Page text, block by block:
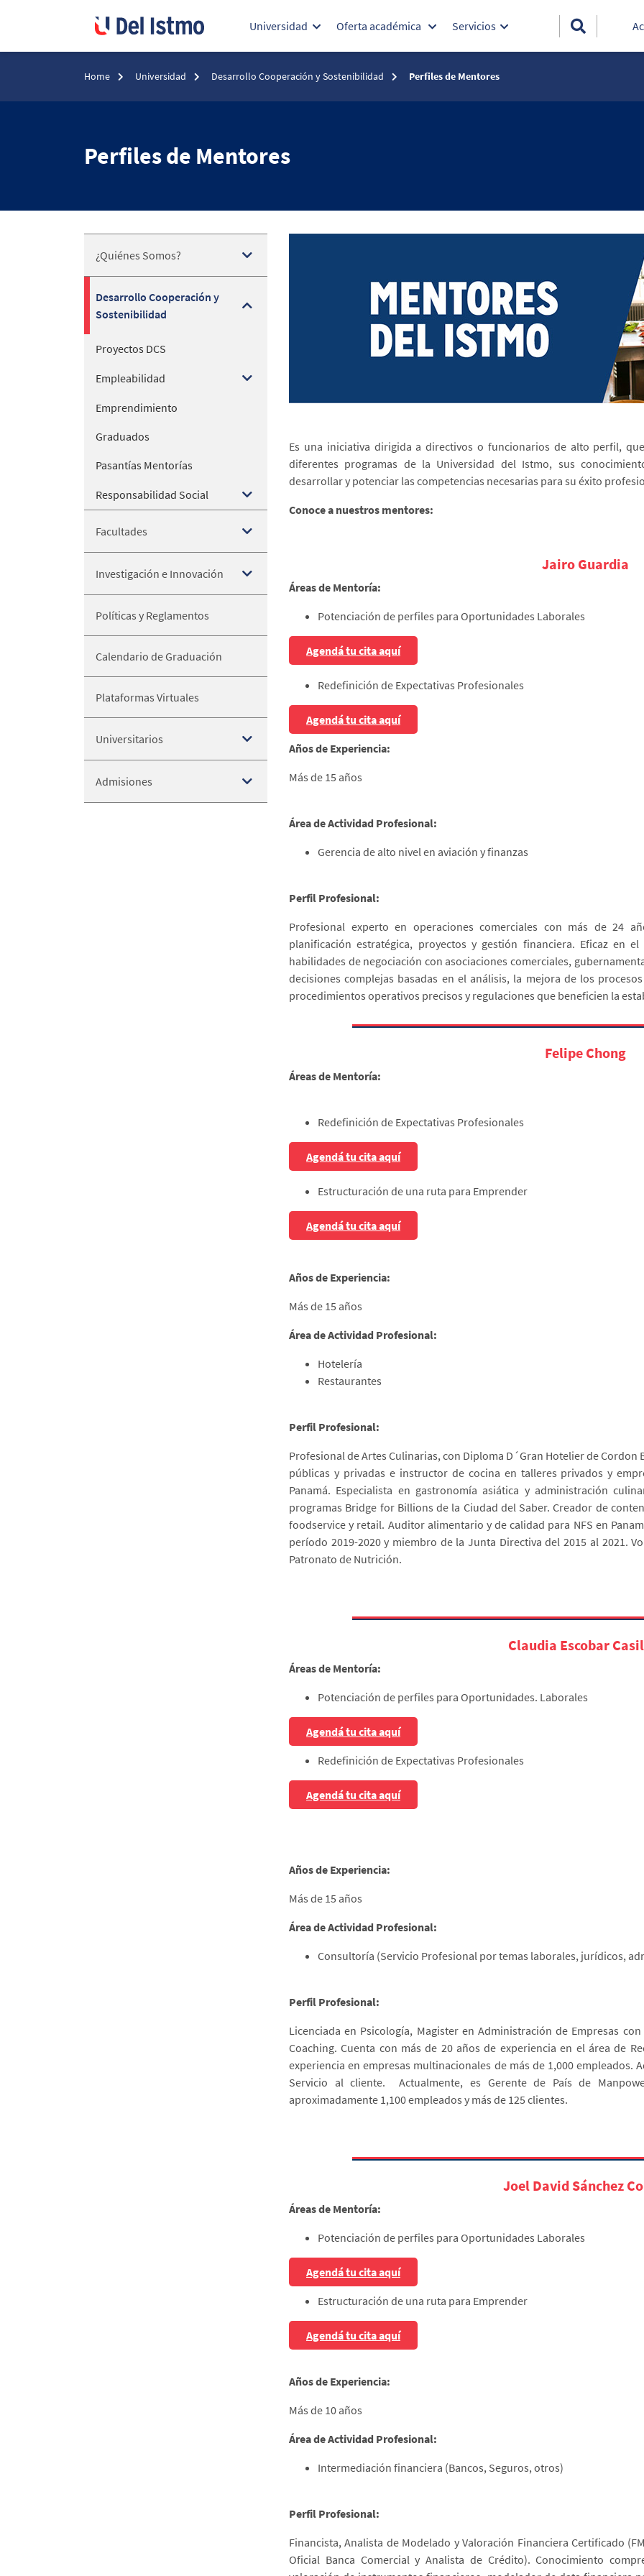
Universidad Oferta académica Servicios
Home Universidad Desarrollo Cooperación y Sostenibilidad Perfiles de Mentores
Perfiles de Mentores
¿Quiénes Somos?
Desarrollo Cooperación y
Sostenibilidad
Proyectos DCS
Empleabilidad
Emprendimiento
Graduados
Pasantías Mentorías
Responsabilidad Social
Facultades
Investigación e Innovación
Políticas y Reglamentos
Calendario de Graduación
Plataformas Virtuales
Universitarios
Admisiones
Es una iniciativa dirigida a directivos o funcionarios de alto perfil,
diferentes programas de la Universidad del Istmo, sus
desarrollar y potenciar las competencias necesarias para su éxito
Conoce a nuestros mentores:
Jairo Guardia
Áreas de Mentoría:
Potenciación de perfiles para Oportunidades Laborales
Agendá tu cita aquí
Redefinición de Expectativas Profesionales
Agendá tu cita aquí
Años de Experiencia:
Más de 15 años
Área de Actividad Profesional:
Gerencia de alto nivel en aviación y finanzas
Perfil Profesional:
Profesional experto en operaciones comerciales con más de 24
planificación estratégica, proyectos y gestión financiera. Eficaz en
habilidades de negociación con asociaciones comerciales,
decisiones complejas basadas en el análisis, la mejora de los
procedimientos operativos precisos y regulaciones que beneficien la
Felipe Chong
Áreas de Mentoría:
Redefinición de Expectativas Profesionales
Agendá tu cita aquí
Estructuración de una ruta para Emprender
Agendá tu cita aquí
Años de Experiencia:
Más de 15 años
Área de Actividad Profesional:
Hotelería
Restaurantes
Perfil Profesional:
Profesional de Artes Culinarias, con Diploma D´Gran Hotelier de
públicas y privadas e instructor de cocina en talleres privados y
Panamá. Especialista en gastronomía asiática y administración
programas Bridge for Billions de la Ciudad del Saber. Creador de
foodservice y retail. Auditor alimentario y de calidad para NFS en
período 2019-2020 y miembro de la Junta Directiva del 2015 al 2021.
Patronato de Nutrición.
Claudia Escobar
Áreas de Mentoría:
Potenciación de perfiles para Oportunidades. Laborales
Agendá tu cita aquí
Redefinición de Expectativas Profesionales
Agendá tu cita aquí
Años de Experiencia:
Más de 15 años
Área de Actividad Profesional:
Consultoría (Servicio Profesional por temas laborales, jurídicos,
Perfil Profesional:
Licenciada en Psicología, Magister en Administración de Empresas
Coaching. Cuenta con más de 20 años de experiencia en el área de
experiencia en empresas multinacionales de más de 1,000 empleados.
Servicio al cliente. Actualmente, es Gerente de País de
aproximadamente 1,100 empleados y más de 125 clientes.
Joel David Sánchez
Áreas de Mentoría:
Potenciación de perfiles para Oportunidades Laborales
Agendá tu cita aquí
Estructuración de una ruta para Emprender
Agendá tu cita aquí
Años de Experiencia:
Más de 10 años
Área de Actividad Profesional:
Intermediación financiera (Bancos, Seguros, otros)
Perfil Profesional:
Financista, Analista de Modelado y Valoración Financiera Certificado
Oficial Banca Comercial y Analista de Crédito). Conocimiento